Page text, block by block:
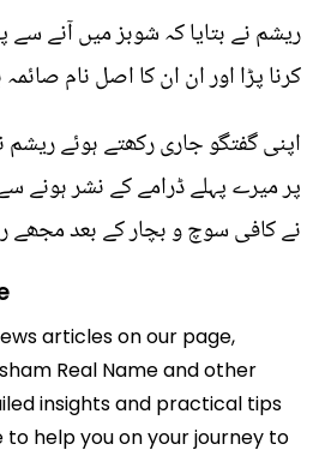
ریشم نے بتایا کہ شوبز میں آنے سے
کرنا پڑا اور ان ان کا اصل نام
اپنی گفتگو جاری رکھتے ہوئے
پر میرے پہلے ڈرامے کے نشر ہونے
نے کافی سوچ و بچار کے بعد مجھے
articles on our page,
Real Name and other
insights and practical tips
to help you on your journey to